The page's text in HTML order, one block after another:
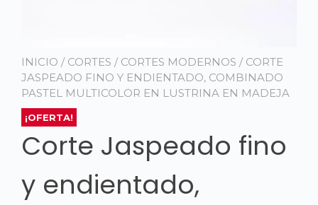
INICIO / CORTES / CORTES MODERNOS / CORTE
JASPEADO FINO Y ENDIENTADO, COMBINADO
PASTEL MULTICOLOR EN LUSTRINA EN MADEJA
¡OFERTA!
Corte Jaspeado fino
y endientado,